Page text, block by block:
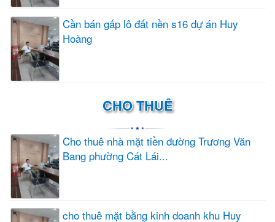
Cần bán gấp lô đất nền s16 dự án Huy
Hoàng
CHO THUÊ
Cho thuê nhà mặt tiền đường Trương Văn
Bang phường Cát Lái...
cho thuê mặt bằng kinh doanh khu Huy